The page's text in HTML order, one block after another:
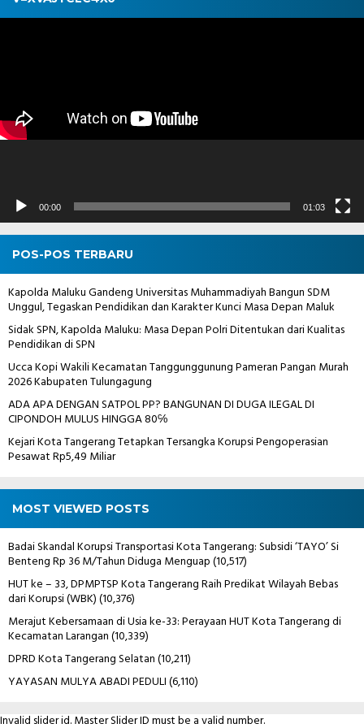
Pemutar
00:00 01:03
POS-POS TERBARU
Kapolda Maluku Gandeng Universitas Muhammadiyah Bangun SDM
Unggul, Tegaskan Pendidikan dan Karakter Kunci Masa Depan Maluk
Sidak SPN, Kapolda Maluku: Masa Depan Polri Ditentukan dari Kualitas
Pendidikan di SPN
Ucca Kopi Wakili Kecamatan Tanggunggunung Pameran Pangan Murah
2026 Kabupaten Tulungagung
ADA APA DENGAN SATPOL PP? BANGUNAN DI DUGA ILEGAL DI
CIPONDOH MULUS HINGGA 80℅
Kejari Kota Tangerang Tetapkan Tersangka Korupsi Pengoperasian
Pesawat Rp5,49 Miliar
MOST VIEWED POSTS
Badai Skandal Korupsi Transportasi Kota Tangerang: Subsidi ‘TAYO’ Si
Benteng Rp 36 M/Tahun Diduga Menguap(10,517)
HUT ke – 33, DPMPTSP Kota Tangerang Raih Predikat Wilayah Bebas
dari Korupsi (WBK)(10,376)
Merajut Kebersamaan di Usia ke-33: Perayaan HUT Kota Tangerang di
Kecamatan Larangan(10,339)
DPRD Kota Tangerang Selatan(10,211)
YAYASAN MULYA ABADI PEDULI(6,110)
Invalid slider id. Master Slider ID must be a valid number.